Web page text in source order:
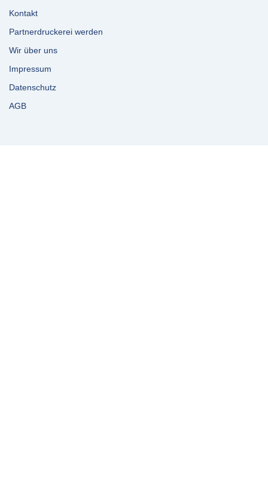
Kontakt
Partnerdruckerei werden
Wir über uns
Impressum
Datenschutz
AGB